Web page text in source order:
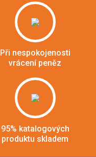
Při nespokojenosti
vrácení peněz
95% katalogových
produktu skladem